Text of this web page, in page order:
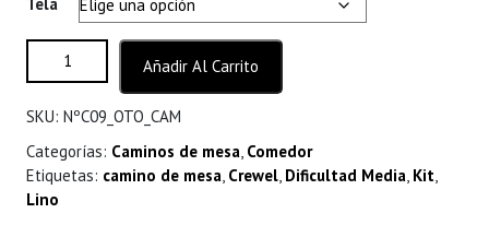
Kit de Camino de Mesa Otoño cantidad
Añadir Al Carrito
SKU: NºC09_OTO_CAM
Categorías: Caminos de mesa, Comedor
Etiquetas: camino de mesa, Crewel, Dificultad Media, Kit,
Lino